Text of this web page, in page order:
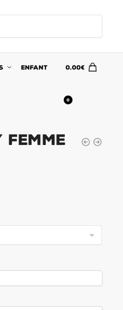
ENFANT 0.00€
0